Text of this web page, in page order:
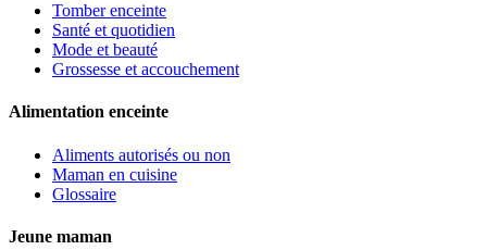
Tomber enceinte
Santé et quotidien
Mode et beauté
Grossesse et accouchement
Alimentation enceinte
Aliments autorisés ou non
Maman en cuisine
Glossaire
Jeune maman